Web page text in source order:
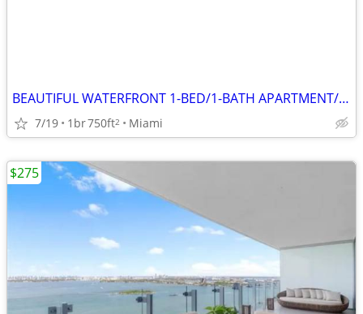
BEAUTIFUL WATERFRONT 1-BED/1-BATH APARTMENT/FURNISHED
7/19 1br750ft2 Miami
$275